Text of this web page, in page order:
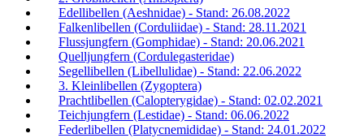
Edellibellen (Aeshnidae) - Stand: 26.08.2022
Falkenlibellen (Corduliidae) - Stand: 28.11.2021
Flussjungfern (Gomphidae) - Stand: 20.06.2021
Quelljungfern (Cordulegasteridae)
Segellibellen (Libellulidae) - Stand: 22.06.2022
3. Kleinlibellen (Zygoptera)
Prachtlibellen (Calopterygidae) - Stand: 02.02.2021
Teichjungfern (Lestidae) - Stand: 06.06.2022
Federlibellen (Platycnemididae) - Stand: 24.01.2022